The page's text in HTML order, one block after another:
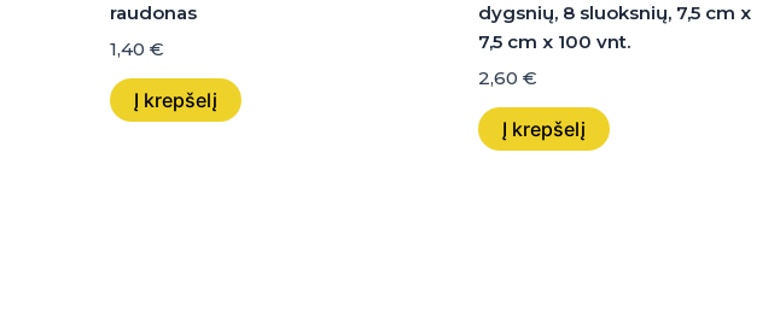
raudonas
1,40€
Į krepšelį
dygsnių, 8 sluoksnių, 7,5 cm x
7,5 cm x 100 vnt.
2,60€
Į krepšelį